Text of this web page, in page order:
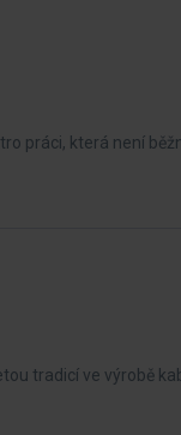
práci, která není
tradicí ve výrobě